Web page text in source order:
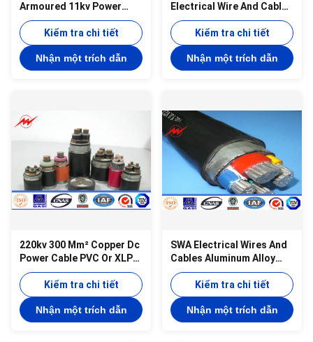
Armoured 11kv Power
Cable 400/500mm² 90°C
110°CKiểm tra chi tiết
Nhận một trích dẫn
Electrical Wire And Cable
Pvc Sheathed
Kiểm tra chi tiết
Nhận một trích dẫn
220kv 300 Mm² Copper Dc
Power Cable PVC Or XLPE
Insulation ISO9001
Kiểm tra chi tiết
Nhận một trích dẫn
SWA Electrical Wires And
Cables Aluminum Alloy
Cable 0.6/1/10 Xlpe
SheathedKiểm tra chi tiết
Nhận một trích dẫn